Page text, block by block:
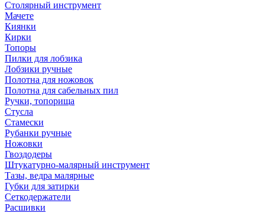
Столярный инструмент
Мачете
Киянки
Кирки
Топоры
Пилки для лобзика
Лобзики ручные
Полотна для ножовок
Полотна для сабельных пил
Ручки, топорища
Стусла
Стамески
Рубанки ручные
Ножовки
Гвоздодеры
Штукатурно-малярный инструмент
Тазы, ведра малярные
Губки для затирки
Сеткодержатели
Расшивки